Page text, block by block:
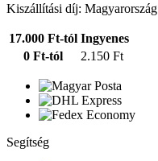
Kiszállítási díj: Magyarország
17.000 Ft-tól Ingyenes
0 Ft-tól
2.150 Ft
Segítség